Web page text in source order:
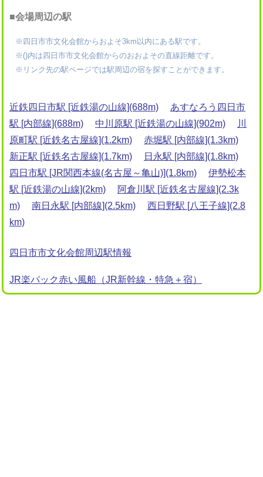
■会場周辺の駅
※四日市市文化会館からおよそ3km以内にある駅です。
※()内は四日市市文化会館からのおおよその直線距離です。
※リンク先の駅ページでは駅周辺の宿を探すことができます。
近鉄四日市駅 [近鉄湯の山線](688m)
あすなろう四日市
駅 [内部線](688m)
中川原駅 [近鉄湯の山線](902m)
川
原町駅 [近鉄名古屋線](1.2km)
赤堀駅 [内部線](1.3km)
新正駅 [近鉄名古屋線](1.7km)
日永駅 [内部線](1.8km)
四日市駅 [JR関西本線(名古屋～亀山)](1.8km)
伊勢松本
駅 [近鉄湯の山線](2km)
阿倉川駅 [近鉄名古屋線](2.3k
m)
南日永駅 [内部線](2.5km)
西日野駅 [八王子線](2.8
km)
四日市市文化会館周辺駅情報
JR楽パック赤い風船（JR新幹線・特急＋宿）